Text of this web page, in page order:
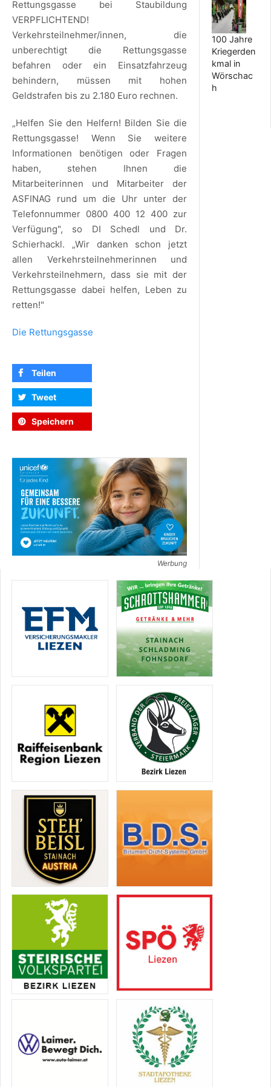
Rettungsgasse bei Staubildung
VERPFLICHTEND!
Verkehrsteilnehmer/innen, die
unberechtigt die Rettungsgasse
befahren oder ein Einsatzfahrzeug
behindern, müssen mit hohen
Geldstrafen bis zu 2.180 Euro rechnen.
„Helfen Sie den Helfern! Bilden Sie die
Rettungsgasse! Wenn Sie weitere
Informationen benötigen oder Fragen
haben, stehen Ihnen die
Mitarbeiterinnen und Mitarbeiter der
ASFINAG rund um die Uhr unter der
Telefonnummer 0800 400 12 400 zur
Verfügung", so DI Schedl und Dr.
Schierhackl. „Wir danken schon jetzt
allen Verkehrsteilnehmerinnen und
Verkehrsteilnehmern, dass sie mit der
Rettungsgasse dabei helfen, Leben zu
retten!"
Die Rettungsgasse
Teilen
Tweet
Speichern
Werbung
100 Jahre
Kriegerden
kmal in
Wörschac
h